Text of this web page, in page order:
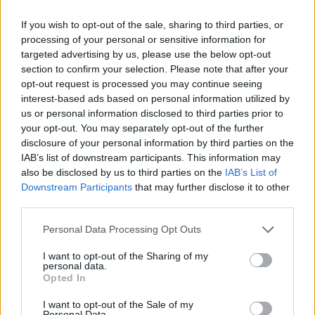
If you wish to opt-out of the sale, sharing to third parties, or
processing of your personal or sensitive information for
targeted advertising by us, please use the below opt-out
section to confirm your selection. Please note that after your
opt-out request is processed you may continue seeing
interest-based ads based on personal information utilized by
us or personal information disclosed to third parties prior to
your opt-out. You may separately opt-out of the further
disclosure of your personal information by third parties on the
IAB’s list of downstream participants. This information may
also be disclosed by us to third parties on the IAB’s List of
Downstream Participants that may further disclose it to other
Personal Data Processing Opt Outs
I want to opt-out of the Sharing of my
personal data.
Opted In
I want to opt-out of the Sale of my
skanu
skonio
Reikės:
3 virtų arba orkaitėje keptų burokėlių
Vienos granatos
Ryšulėlio petražolių
1 valg. Šaukšto alyvuogių aliejaus